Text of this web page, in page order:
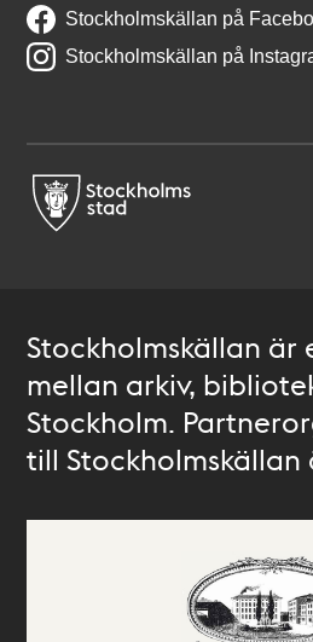
Stockholmskällan på
Stockholmskällan på
Stockholmskällan är
mellan arkiv,
Stockholm.
till Stockholmskällan